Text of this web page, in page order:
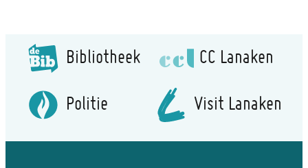
Bibliotheek CC Lanaken
Politie Visit Lanaken